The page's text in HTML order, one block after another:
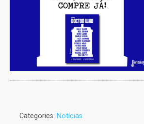
Categories: Notícias